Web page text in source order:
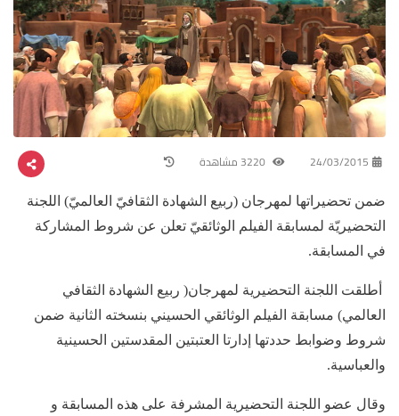
24/03/2015
ضمن تحضيراتها لمهرجان (ربيع الشهادة الثقافيّ العالميّ) اللجنة
التحضيريّة لمسابقة الفيلم الوثائقيّ تعلن عن شروط المشاركة
في المسابقة.
أطلقت اللجنة التحضيرية لمهرجان( ربيع الشهادة الثقافي
العالمي) مسابقة الفيلم الوثائقي الحسيني بنسخته الثانية ضمن
شروط وضوابط حددتها إدارتا العتبتين المقدستين الحسينية
والعباسية.
وقال عضو اللجنة التحضيرية المشرفة على هذه المسابقة و